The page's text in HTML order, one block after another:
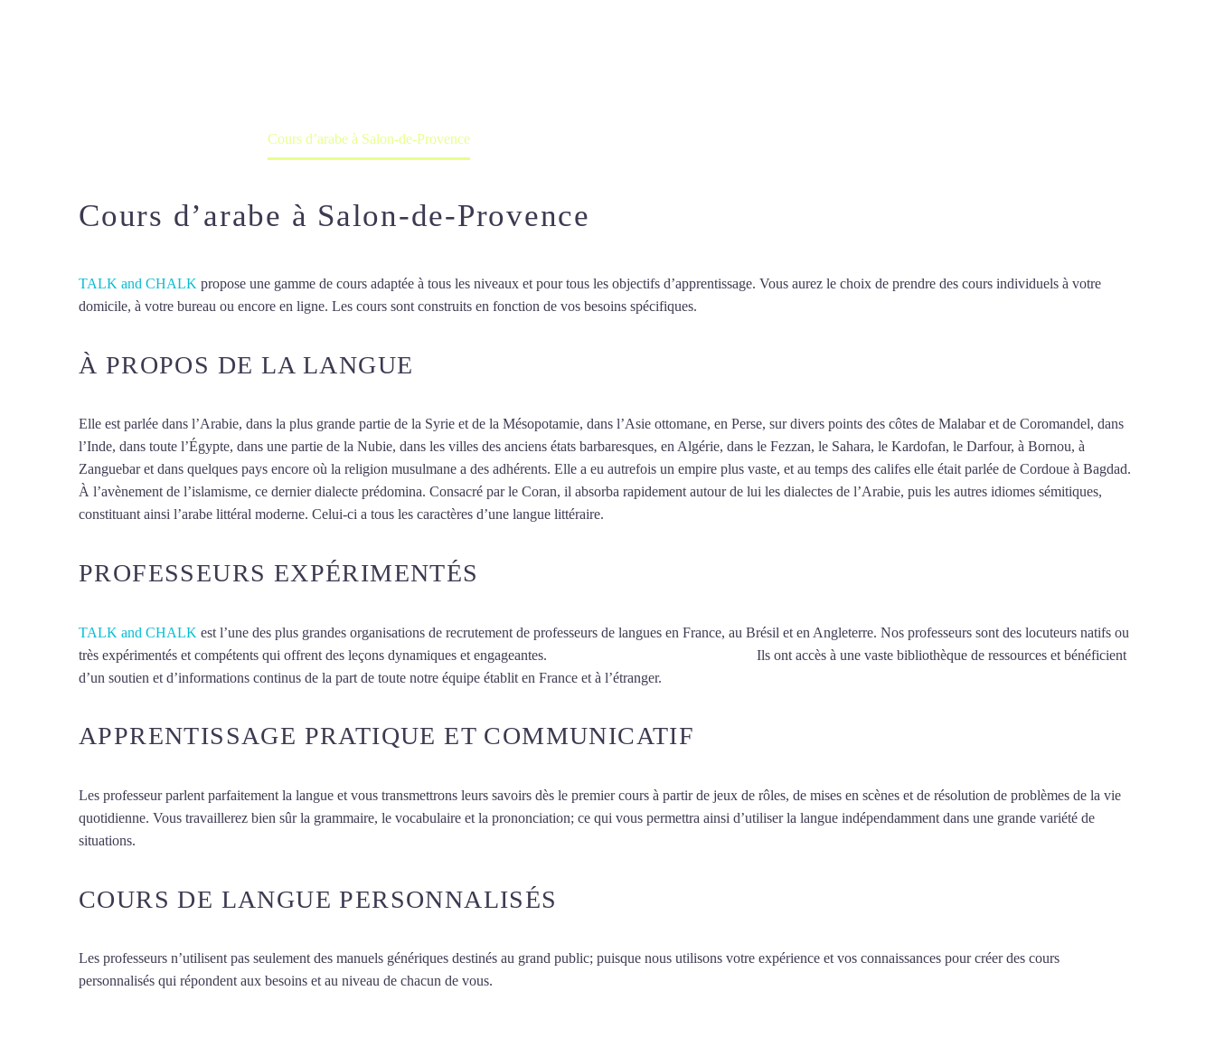
Cours d’arabe à Salon-de-Provence
Cours d’arabe à Salon-de-Provence
TALK and CHALK propose une gamme de cours adaptée à tous les niveaux et pour tous les objectifs d’apprentissage. Vous aurez le choix de prendre des cours individuels à votre
domicile, à votre bureau ou encore en ligne. Les cours sont construits en fonction de vos besoins spécifiques.
À PROPOS DE LA LANGUE
Elle est parlée dans l’Arabie, dans la plus grande partie de la Syrie et de la Mésopotamie, dans l’Asie ottomane, en Perse, sur divers points des côtes de Malabar et de Coromandel, dans
l’Inde, dans toute l’Égypte, dans une partie de la Nubie, dans les villes des anciens états barbaresques, en Algérie, dans le Fezzan, le Sahara, le Kardofan, le Darfour, à Bornou, à
Zanguebar et dans quelques pays encore où la religion musulmane a des adhérents. Elle a eu autrefois un empire plus vaste, et au temps des califes elle était parlée de Cordoue à Bagdad.
À l’avènement de l’islamisme, ce dernier dialecte prédomina. Consacré par le Coran, il absorba rapidement autour de lui les dialectes de l’Arabie, puis les autres idiomes sémitiques,
constituant ainsi l’arabe littéral moderne. Celui-ci a tous les caractères d’une langue littéraire.
PROFESSEURS EXPÉRIMENTÉS
TALK and CHALK est l’une des plus grandes organisations de recrutement de professeurs de langues en France, au Brésil et en Angleterre. Nos professeurs sont des locuteurs natifs ou
très expérimentés et compétents qui offrent des leçons dynamiques et engageantes.
Ils ont accès à une vaste bibliothèque de ressources et bénéficient
d’un soutien et d’informations continus de la part de toute notre équipe établit en France et à l’étranger.
APPRENTISSAGE PRATIQUE ET COMMUNICATIF
Les professeur parlent parfaitement la langue et vous transmettrons leurs savoirs dès le premier cours à partir de jeux de rôles, de mises en scènes et de résolution de problèmes de la vie
quotidienne. Vous travaillerez bien sûr la grammaire, le vocabulaire et la prononciation; ce qui vous permettra ainsi d’utiliser la langue indépendamment dans une grande variété de
situations.
COURS DE LANGUE PERSONNALISÉS
Les professeurs n’utilisent pas seulement des manuels génériques destinés au grand public; puisque nous utilisons votre expérience et vos connaissances pour créer des cours
personnalisés qui répondent aux besoins et au niveau de chacun de vous.